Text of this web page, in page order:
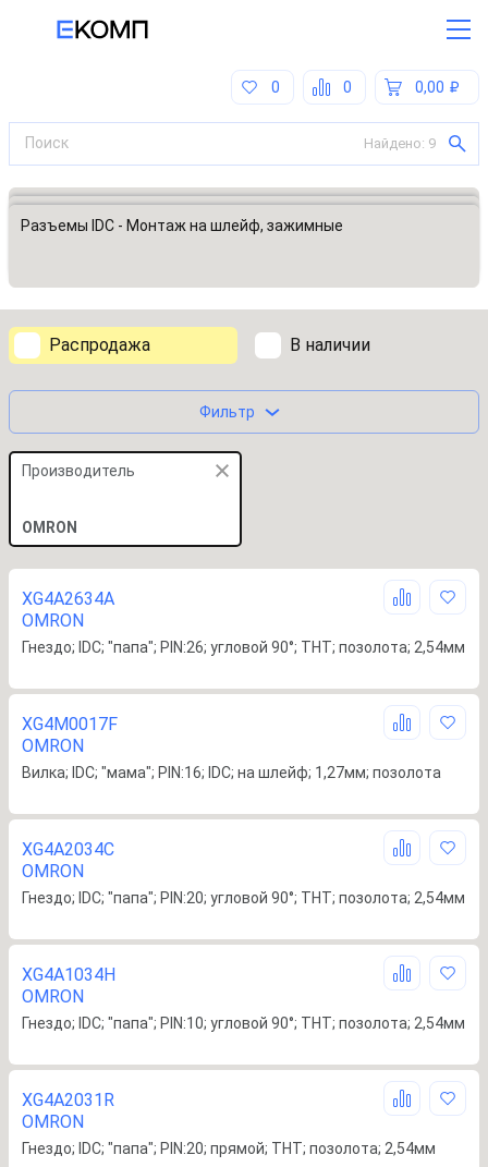
0,00
0
0
Найдено: 9
Все категории
Разъемы, соединители
Разъемы IDC - Монтаж на шлейф, зажимные
Распродажа В наличии
Фильтр
Производитель
OMRON
XG4A2634A
OMRON
Гнездо; IDC; "папа"; PIN:26; угловой 90°; THT; позолота; 2,54мм
XG4M0017F
OMRON
Вилка; IDC; "мама"; PIN:16; IDC; на шлейф; 1,27мм; позолота
XG4A2034C
OMRON
Гнездо; IDC; "папа"; PIN:20; угловой 90°; THT; позолота; 2,54мм
XG4A1034H
OMRON
Гнездо; IDC; "папа"; PIN:10; угловой 90°; THT; позолота; 2,54мм
XG4A2031R
OMRON
Гнездо; IDC; "папа"; PIN:20; прямой; THT; позолота; 2,54мм